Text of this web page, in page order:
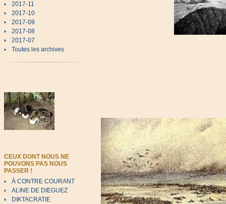
2017-11
2017-10
2017-09
2017-08
2017-07
Toutes les archives
CEUX DONT NOUS NE
POUVONS PAS NOUS
PASSER !
À CONTRE COURANT
ALINE DE DIEGUEZ
DIKTACRATIE